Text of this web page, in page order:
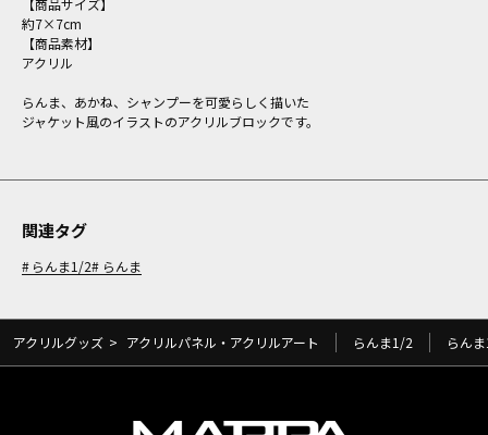
【商品サイズ】
約7×7cm
【商品素材】
アクリル
らんま、あかね、シャンプーを可愛らしく描いた
ジャケット風のイラストのアクリルブロックです。
関連タグ
らんま1/2 らんま
アクリルグッズ > アクリルパネル・アクリルアート らんま1/2 らん